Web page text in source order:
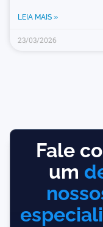
LEIA MAIS »
23/03/2026
Fale
um